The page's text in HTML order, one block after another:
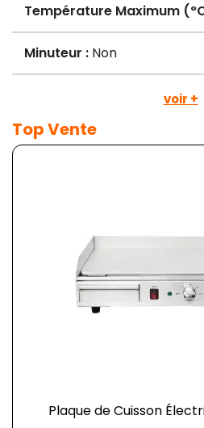
Température Maximum
Minuteur : Non
voir +
Top Vente
Plaque de Cuisson